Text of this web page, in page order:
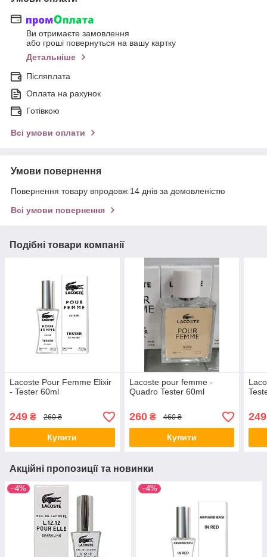
Ви отримаєте замовлення
або гроші повернуться на вашу картку
Детальніше
Післяплата
Оплата на рахунок
Готівкою
Всі умови оплати
Умови повернення
Повернення товару впродовж 14 днів за домовленістю
Всі умови повернення
Подібні товари компанії
Lacoste Pour Femme Elixir
- Tester 60ml
249 ₴ 260 ₴
Купити
Lacoste pour femme -
Quadro Tester 60ml
260₴ 460 ₴
Купити
249
Акційні пропозиції та новинки
–4% –4%